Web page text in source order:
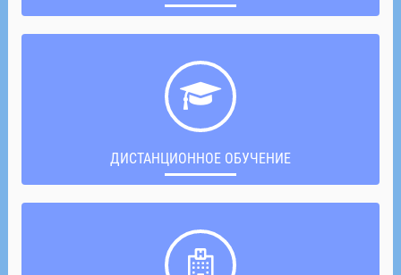
ДИСТАНЦИОННОЕ ОБУЧЕНИЕ